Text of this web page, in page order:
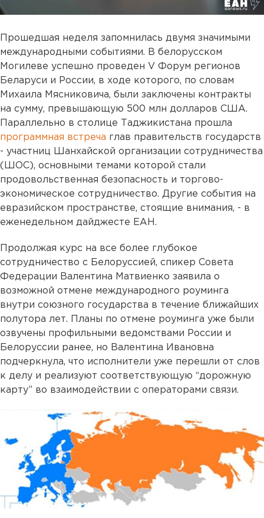
Прошедшая неделя запомнилась двумя значимыми
международными событиями. В белорусском
Могилеве успешно проведен V Форум регионов
Беларуси и России, в ходе которого, по словам
Михаила Мясниковича, были заключены контракты
на сумму, превышающую 500 млн долларов США.
Параллельно в столице Таджикистана прошла
программная встреча глав правительств государств
- участниц Шанхайской организации сотрудничества
(ШОС), основными темами которой стали
продовольственная безопасность и торгово-
экономическое сотрудничество. Другие события на
евразийском пространстве, стоящие внимания, - в
еженедельном дайджесте ЕАН.
Продолжая курс на все более глубокое
сотрудничество с Белоруссией, спикер Совета
Федерации Валентина Матвиенко заявила о
возможной отмене международного роуминга
внутри союзного государства в течение ближайших
полутора лет. Планы по отмене роуминга уже были
озвучены профильными ведомствами России и
Белоруссии ранее, но Валентина Ивановна
подчеркнула, что исполнители уже перешли от слов
к делу и реализуют соответствующую “дорожную
карту” во взаимодействии с операторами связи.